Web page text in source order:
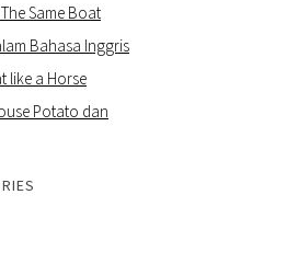
Same Boat
Bahasa Inggris
like a Horse
Potato dan